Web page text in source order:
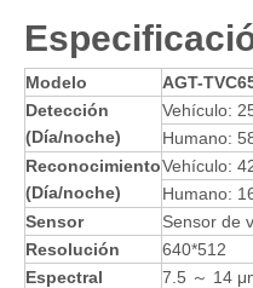
Modelo
AGT-
Detección
(Día/noche)
Vehículo:
Humano:
Reconocimiento
(Día/noche)
Vehículo:
Humano:
Sensor
Sensor de
Resolución
640*512
Espectral
7.5 ～ 14